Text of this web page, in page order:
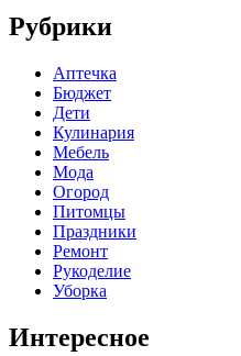
Рубрики
Аптечка
Бюджет
Дети
Кулинария
Мебель
Мода
Огород
Питомцы
Праздники
Ремонт
Рукоделие
Уборка
Интересное